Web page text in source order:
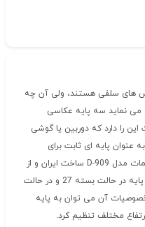
های سلفی هستند، ولی آن چه
می نماید سه پایه عکاسی
را دارد که دوربین یا گوشی
عنوان پایه ای ثابت برای
مونوپاد خود استفاده نمایید.سه پایه یونیمات مدل D-909 ساخت ایران و از
جنس پلاستیک مقاوم است.طول این سه پایه در حالت بسته 27 و در حالت
دیگر خصوصیات آن می توان به پایه
مختلف تنظیم کرد.